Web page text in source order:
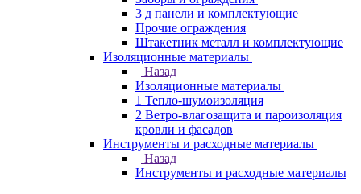
3 д панели и комплектующие
Прочие ограждения
Штакетник металл и комплектующие
Изоляционные материалы
Назад
Изоляционные материалы
1 Тепло-шумоизоляция
2 Ветро-влагозащита и пароизоляция
кровли и фасадов
Инструменты и расходные материалы
Назад
Инструменты и расходные материалы